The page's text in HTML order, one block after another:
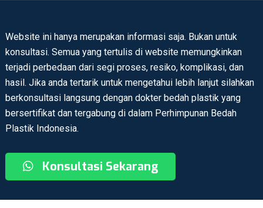
Website ini hanya merupakan informasi saja. Bukan untuk
konsultasi. Semua yang tertulis di website memungkinkan
terjadi perbedaan dari segi proses, resiko, komplikasi, dan
hasil. Jika anda tertarik untuk mengetahui lebih lanjut silahkan
berkonsultasi langsung dengan dokter bedah plastik yang
bersertifikat dan tergabung di dalam Perhimpunan Bedah
Plastik Indonesia.
Konsultasi Sekarang